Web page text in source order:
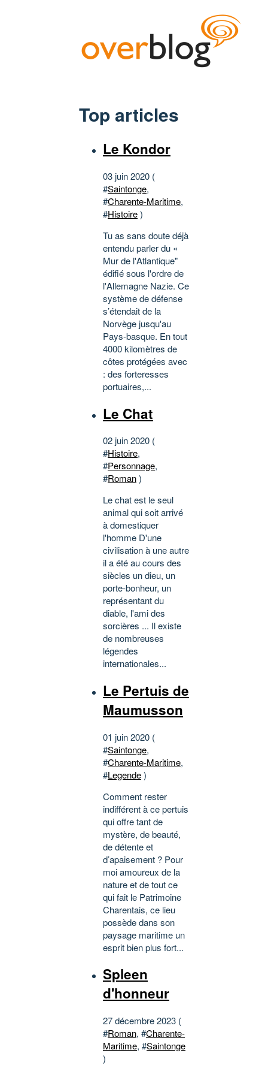
Top articles
Le Kondor
03 juin 2020 (
#Saintonge,
#Charente-Maritime,
#Histoire)
Tu as sans doute déjà
entendu parler du «
Mur de l'Atlantique"
édifié sous l'ordre de
l'Allemagne Nazie. Ce
système de défense
s’étendait de la
Norvège jusqu'au
Pays-basque. En tout
4000 kilomètres de
côtes protégées avec
: des forteresses
portuaires,...
Le Chat
02 juin 2020 (
#Histoire,
#Personnage,
#Roman)
Le chat est le seul
animal qui soit arrivé
à domestiquer
l'homme D'une
civilisation à une autre
il a été au cours des
siècles un dieu, un
porte-bonheur, un
représentant du
diable, l'ami des
sorcières ... Il existe
de nombreuses
légendes
internationales...
Le Pertuis de
Maumusson
01 juin 2020 (
#Saintonge,
#Charente-Maritime,
#Legende)
Comment rester
indifférent à ce pertuis
qui offre tant de
mystère, de beauté,
de détente et
d’apaisement ? Pour
moi amoureux de la
nature et de tout ce
qui fait le Patrimoine
Charentais, ce lieu
possède dans son
paysage maritime un
esprit bien plus fort...
Spleen
d'honneur
27 décembre 2023 (
#Roman, #Charente-
Maritime, #Saintonge
)